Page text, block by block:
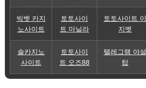
빅벳 카지
노사이트
토토사이
트 마닐라
토토사이트 이
지벳
솔카지노
사이트
토토사이
트 오즈88
텔레그램 야설
탑